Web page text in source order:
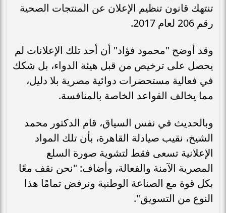
تنتهك قانون تنظيم الإعلان عن المنتجات الصحية
رقم 206 لعام 2017.
وقد أوضح "محمود فؤاد" أن أحد تلك الإعلانات لم
يحصل على ترخيص من قبل هيئة الدواء، بل شكك
في فعالية مستحضرات دوائية مصرية بلا دليل،
مما يخالف القواعد الخاصة بالمنافسة.
وبالحديث في نفس السياق، قام الدكتور محمد
الشيخ، نقيب صيادلة القاهرة، بأن تلك المواد
الإعلانية تسعى فقط لتشوية صورة السلع
المصرية الآمنة والفعالة، وأضاف: "نحن نقف معًا
بكل قوة مع الصناعة الوطنية ونرفض تمامًا هذا
النوع من التسويق".